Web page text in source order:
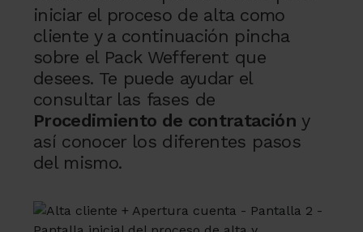
iniciar el proceso de alta como
cliente y a continuación pincha
sobre el Pack Wefferent que
desees. Te puede ayudar el
consultar las fases de
Procedimiento de contratación y
así conocer los diferentes pasos
del mismo.